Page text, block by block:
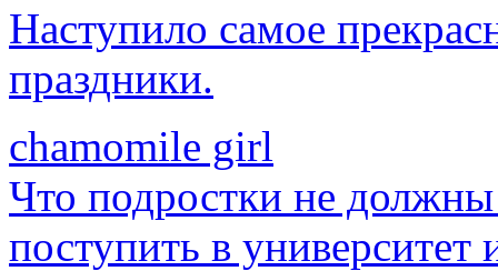
Наступило самое
праздники.
chamomile girl
Что подростки не должны
поступить в университет